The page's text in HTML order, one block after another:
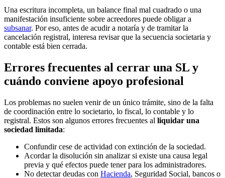
Una escritura incompleta, un balance final mal cuadrado o una
manifestación insuficiente sobre acreedores puede obligar a
subsanar. Por eso, antes de acudir a notaría y de tramitar la
cancelación registral, interesa revisar que la secuencia societaria y
contable está bien cerrada.
Errores frecuentes al cerrar una SL y
cuándo conviene apoyo profesional
Los problemas no suelen venir de un único trámite, sino de la falta
de coordinación entre lo societario, lo fiscal, lo contable y lo
registral. Estos son algunos errores frecuentes al liquidar una
sociedad limitada:
Confundir cese de actividad con extinción de la sociedad.
Acordar la disolución sin analizar si existe una causa legal
previa y qué efectos puede tener para los administradores.
No detectar deudas con Hacienda, Seguridad Social, bancos o